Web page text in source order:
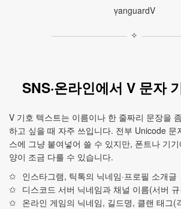
ṿanguardV
✧
SNS·온라인에서 V 문자
V 기호 텍스트는 이름이나 한 줄짜리 문장을
하고 싶을 때 자주 쓰입니다. 전부 Unicode 문
스에 그냥 붙여넣어 쓸 수 있지만, 폰트나 기
양이 조금 다를 수 있습니다.
인스타그램, 틱톡의 닉네임·프로필 소개글
디스코드 서버 닉네임과 채널 이름(서버
온라인 게임의 닉네임, 길드명, 클랜 태그(